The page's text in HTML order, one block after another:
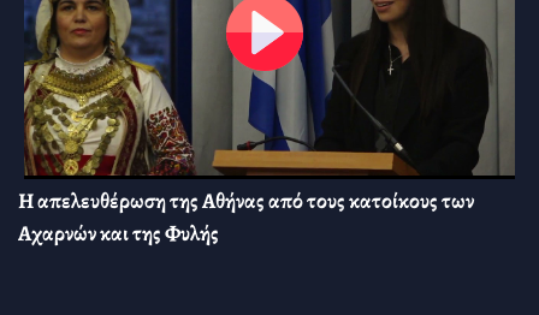
Η απελευθέρωση της Αθήνας από τους κατοίκους των
Αχαρνών και της Φυλής